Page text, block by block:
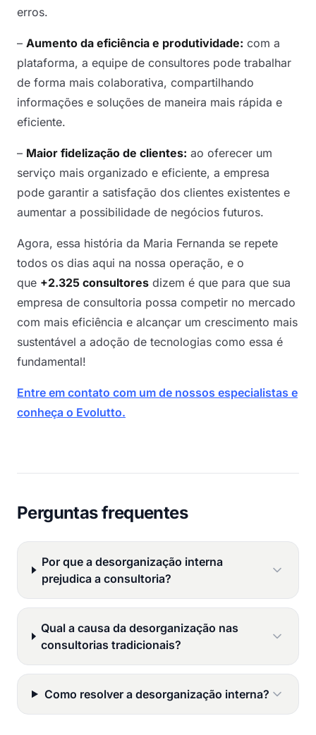
erros.
– Aumento da eficiência e produtividade: com a
plataforma, a equipe de consultores pode trabalhar
de forma mais colaborativa, compartilhando
informações e soluções de maneira mais rápida e
eficiente.
– Maior fidelização de clientes: ao oferecer um
serviço mais organizado e eficiente, a empresa
pode garantir a satisfação dos clientes existentes e
aumentar a possibilidade de negócios futuros.
Agora, essa história da Maria Fernanda se repete
todos os dias aqui na nossa operação, e o
que +2.325 consultores dizem é que para que sua
empresa de consultoria possa competir no mercado
com mais eficiência e alcançar um crescimento mais
sustentável a adoção de tecnologias como essa é
fundamental!
Entre em contato com um de nossos especialistas e
conheça o Evolutto.
Perguntas frequentes
Por que a desorganização interna
prejudica a consultoria?
Qual a causa da desorganização nas
consultorias tradicionais?
Como resolver a desorganização interna?